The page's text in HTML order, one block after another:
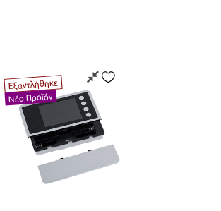
Εξαντλήθηκε
Νέο Προϊόν